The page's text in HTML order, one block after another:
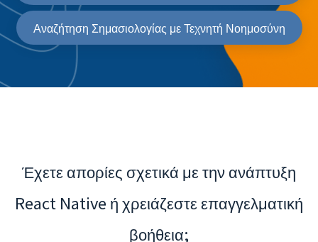
Αναζήτηση Σημασιολογίας με Τεχνητή Νοημοσύνη
Έχετε απορίες σχετικά με την ανάπτυξη
React Native ή χρειάζεστε επαγγελματική
βοήθεια;